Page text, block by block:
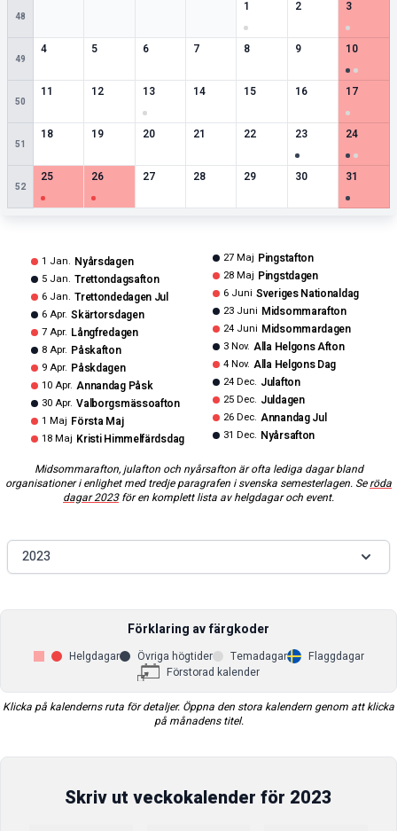
48
11 speciella datum
2
0speciella datum
3
1
49
4
0speciella datum
5
0speciella datum
6
0speciella datum
7
0speciella datum
8
0speciella datum
9
0speciella datum
10
2
50
11
0speciella datum
12
0speciella datum
13
1speciella datum
14
0speciella datum
15
0speciella datum
16
0speciella datum
17
1
51
18
0speciella datum
19
0speciella datum
20
0speciella datum
21
0speciella datum
22
0speciella datum
23
1speciella datum
24
2
52
25
1speciella datum
26
1speciella datum
27
0speciella datum
28
0speciella datum
29
0speciella datum
30
0speciella datum
31
1
1 Jan. Nyårsdagen
5 Jan. Trettondagsafton
6 Jan. Trettondedagen Jul
6 Apr. Skärtorsdagen
7 Apr. Långfredagen
8 Apr. Påskafton
9 Apr. Påskdagen
10 Apr. Annandag Påsk
30 Apr. Valborgsmässoafton
1 Maj Första Maj
18 Maj Kristi Himmelfärdsdag
27 Maj Pingstafton
28 Maj Pingstdagen
6 Juni Sveriges Nationaldag
23 Juni Midsommarafton
24 Juni Midsommardagen
3 Nov. Alla Helgons Afton
4 Nov. Alla Helgons Dag
24 Dec. Julafton
25 Dec. Juldagen
26 Dec. Annandag Jul
31 Dec. Nyårsafton
Midsommarafton, julafton och nyårsafton är ofta lediga dagar bland
organisationer i enlighet med tredje paragrafen i svenska semesterlagen. Se röda
dagar2023för en komplett lista av helgdagar och event.
2023
Förklaring av färgkoder
Helgdagar Övriga högtider Temadagar
Flaggdagar
Förstorad kalender
Klicka på kalenderns ruta för detaljer. Öppna den stora kalendern genom att klicka
på månadens titel.
Skriv ut veckokalender för 2023